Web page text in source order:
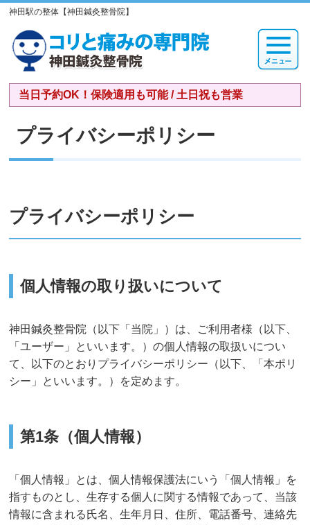
神田駅の整体【神田鍼灸整骨院】
当日予約OK！保険適用も可能 / 土日祝も営業
プライバシーポリシー
プライバシーポリシー
個人情報の取り扱いについて
神田鍼灸整骨院（以下「当院」）は、ご利用者様（以下、
「ユーザー」といいます。）の個人情報の取扱いについ
て、以下のとおりプライバシーポリシー（以下、「本ポリ
シー」といいます。）を定めます。
第1条（個人情報）
「個人情報」とは、個人情報保護法にいう「個人情報」を
指すものとし、生存する個人に関する情報であって、当該
情報に含まれる氏名、生年月日、住所、電話番号、連絡先